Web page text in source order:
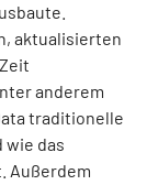
aktualisierten
anderem
traditionelle
das
Außerdem